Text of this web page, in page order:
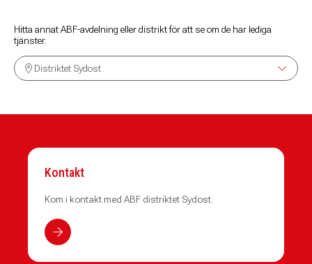
Hitta annat ABF-avdelning eller distrikt för att se om de har lediga
tjänster.
Distriktet Sydost
Kontakt
Kom i kontakt med ABF distriktet Sydost.